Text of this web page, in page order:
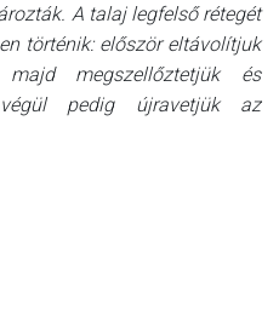
A talaj legfelső rétegét
történik: először eltávolítjuk
megszellőztetjük és
pedig újravetjük az